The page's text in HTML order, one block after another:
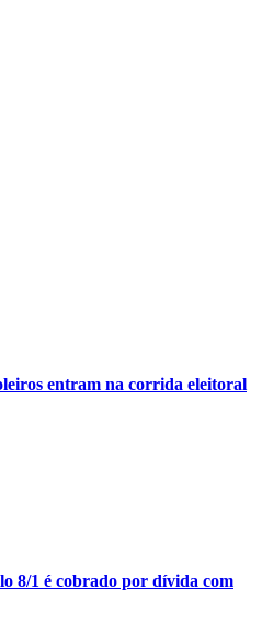
entram na corrida eleitoral
8/1 é cobrado por dívida com